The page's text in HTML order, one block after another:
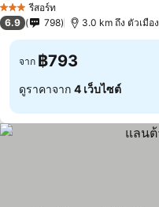
3 ดาว รีสอร์ท
6.9 798 3.0 km ถึง ตัวเมือง
จาก ฿793
ดูราคาจาก 4 เว็บไซต์